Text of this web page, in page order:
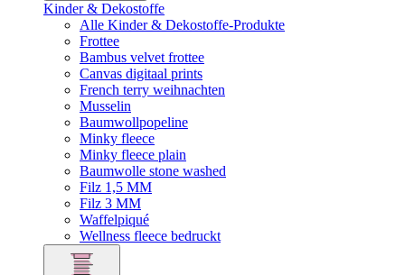
Kinder & Dekostoffe
Alle Kinder & Dekostoffe-Produkte
Frottee
Bambus velvet frottee
Canvas digitaal prints
French terry weihnachten
Musselin
Baumwollpopeline
Minky fleece
Minky fleece plain
Baumwolle stone washed
Filz 1,5 MM
Filz 3 MM
Waffelpiqué
Wellness fleece bedruckt